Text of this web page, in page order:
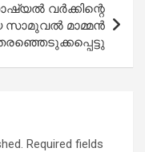
വർക്കിന്റെ
സാമുവൽ മാമ്മൻ
Required fields